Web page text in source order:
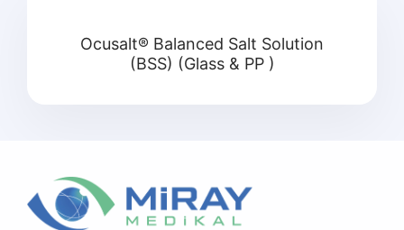
Ocusalt® Balanced Salt Solution
(BSS) (Glass & PP )